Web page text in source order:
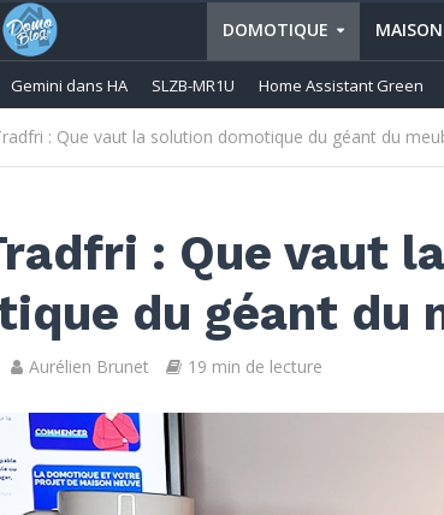
DOMOTIQUE
Gemini dans HA SLZB-MR1U Home Assistant Green
: Que vaut la solution domotique du géant du
: Que vaut
du géant du
Aurélien Brunet 19 min de lecture